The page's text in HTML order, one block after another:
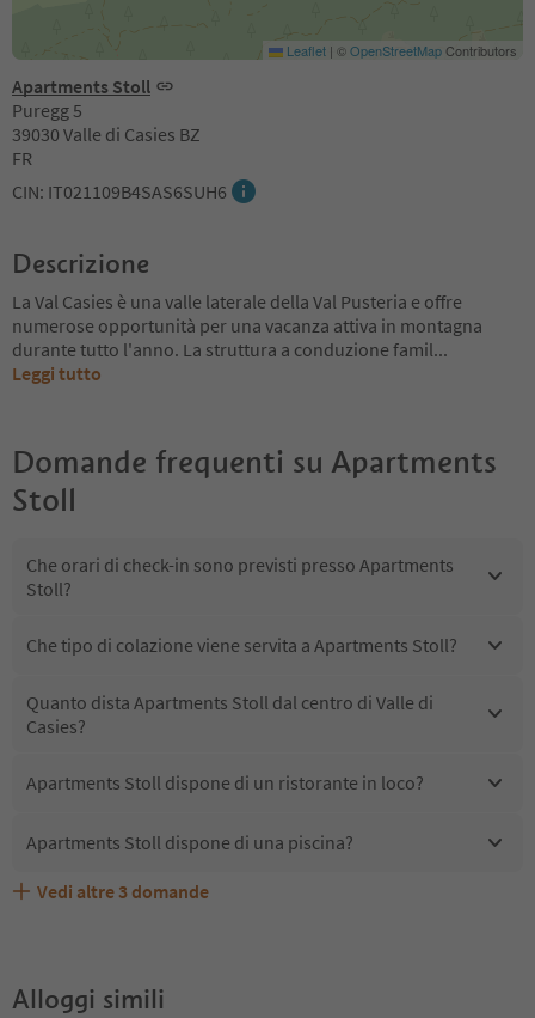
Apartments Stoll
Puregg 5
39030 Valle di Casies BZ
FR
CIN: IT021109B4SAS6SUH6
Leaflet | ©OpenStreetMapContributors
Descrizione
La Val Casies è una valle laterale della Val Pusteria e offre
numerose opportunità per una vacanza attiva in montagna
durante tutto l'anno. La struttura a conduzione famil...
Leggi tutto
Domande frequenti su Apartments
Stoll
Che orari di check-in sono previsti presso Apartments
Stoll?
Che tipo di colazione viene servita a Apartments Stoll?
Quanto dista Apartments Stoll dal centro di Valle di
Casies?
Apartments Stoll dispone di un ristorante in loco?
Apartments Stoll dispone di una piscina?
Apartments Stoll accetta animali domestici?
Quali servizi/attività sono disponibili presso Apartments
Gli ospiti di Apartments Stoll ricevono l'Alto Adige Guest
Vedi altre 3 domande
Alloggi simili